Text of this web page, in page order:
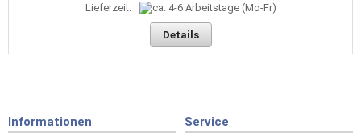
Lieferzeit:
Details
Informationen Service